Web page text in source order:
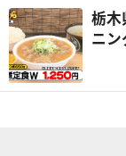
栃木
ニン
妖